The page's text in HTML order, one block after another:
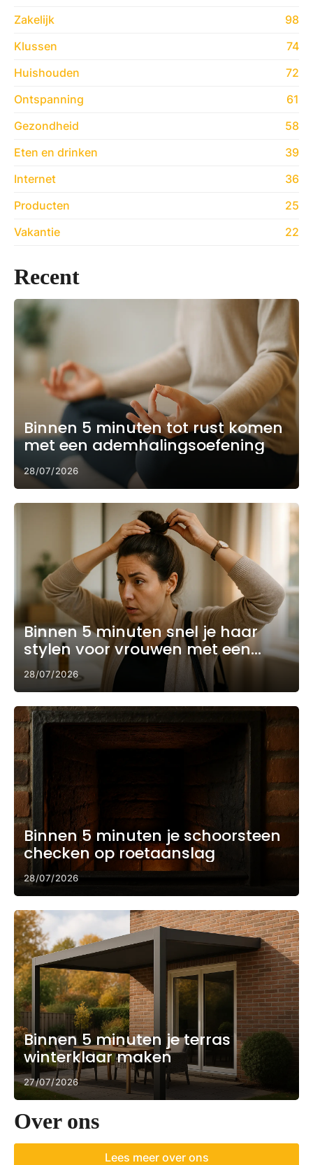
Zakelijk
98
Klussen
74
Huishouden
72
Ontspanning
61
Gezondheid
58
Eten en drinken
39
Internet
36
Producten
25
Vakantie
22
Recent
Binnen 5 minuten tot rust komen
met een ademhalingsoefening
28/07/2026
Binnen 5 minuten snel je haar
stylen voor vrouwen met een
drukke ochtend
28/07/2026
Binnen 5 minuten je schoorsteen
checken op roetaanslag
28/07/2026
Binnen 5 minuten je terras
winterklaar maken
27/07/2026
Over ons
Lees meer over ons